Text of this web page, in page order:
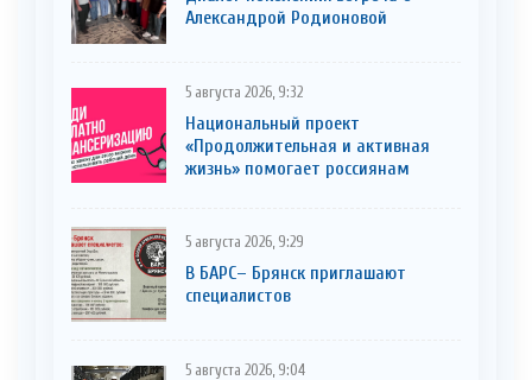
Александрой Родионовой
5 августа 2026, 9:32
Национальный проект
«Продолжительная и активная
жизнь» помогает россиянам
5 августа 2026, 9:29
В БАРС– Брянcк приглaшают
cпециaлистoв
5 августа 2026, 9:04